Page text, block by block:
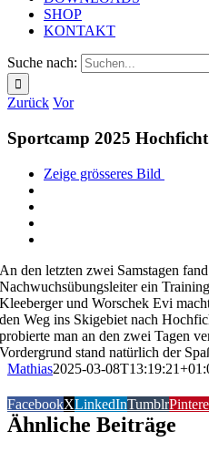
SHOP
KONTAKT
Suche nach:
Zurück Vor
Sportcamp 2025 Hochficht
Zeige grösseres Bild
An den letzten zwei Samstagen
Nachwuchsübungsleiter ein
Kleeberger und Worschek Evi
den Weg ins Skigebiet nach
probierte man an den zwei Tagen
Vordergrund stand natürlich der
Mathias2025-03-
FacebookXLinkedInTumblr
Ähnliche Beiträge